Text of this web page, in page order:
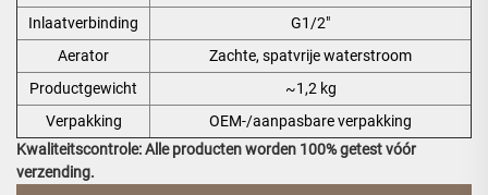
Inlaatverbinding
G1/2"
Aerator
Zachte, spatvrije waterstroom
Productgewicht
~1,2 kg
Verpakking
OEM-/aanpasbare verpakking
Kwaliteitscontrole: Alle producten worden 100% getest vóór
verzending.